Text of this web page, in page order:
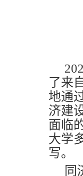
了来
地通
济建
面临
大学
写。
同